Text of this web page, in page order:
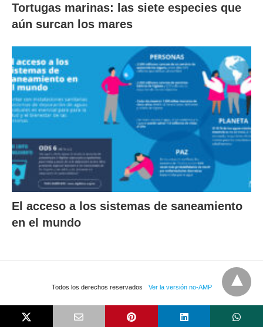
Tortugas marinas: las siete especies que
aún surcan los mares
El acceso a los sistemas de saneamiento
en el mundo
Todos los derechos reservados Ver la versión no-AMP